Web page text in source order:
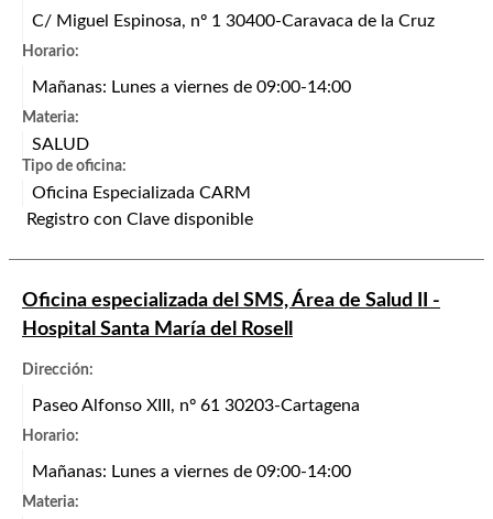
C/ Miguel Espinosa, nº 1 30400-Caravaca de la Cruz
Horario:
Mañanas: Lunes a viernes de 09:00-14:00
Materia:
SALUD
Tipo de oficina:
Oficina Especializada CARM
Registro con Clave disponible
Oficina especializada del SMS, Área de Salud II -
Hospital Santa María del Rosell
Dirección:
Paseo Alfonso XIII, nº 61 30203-Cartagena
Horario:
Mañanas: Lunes a viernes de 09:00-14:00
Materia: